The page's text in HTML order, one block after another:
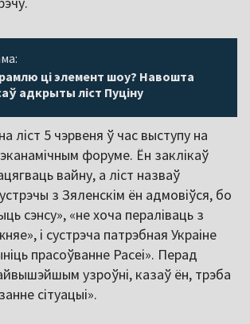
ці элемент шоу? Навошта
адкрыты ліст Пуціну
на ліст 5 чэрвеня ў час выступу на
форуме. Ён заклікаў
вайну, а ліст назваў
з Зяленскім ён адмовіўся, бо
сэнсу», «не хоча пераліваць з
і сустрэча патрэбная Украіне
прасоўванне Расеі». Перад
узроўні, казаў ён, трэба
сітуацыі».